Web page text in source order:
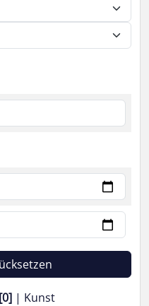
[0]
Kunst